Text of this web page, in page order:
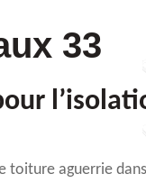
33
toiture aguerrie